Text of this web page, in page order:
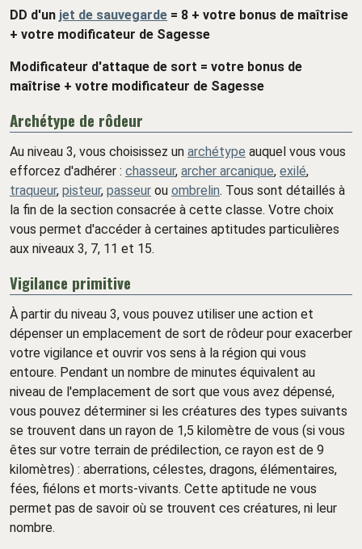
DD d'un jet de sauvegarde = 8 + votre bonus de maîtrise
+ votre modificateur de Sagesse
Modificateur d'attaque de sort = votre bonus de
maîtrise + votre modificateur de Sagesse
Archétype de rôdeur
Au niveau 3, vous choisissez un archétype auquel vous vous
efforcez d'adhérer : chasseur, archer arcanique, exilé,
traqueur, pisteur, passeur ou ombrelin. Tous sont détaillés à
la fin de la section consacrée à cette classe. Votre choix
vous permet d'accéder à certaines aptitudes particulières
aux niveaux 3, 7, 11 et 15.
Vigilance primitive
À partir du niveau 3, vous pouvez utiliser une action et
dépenser un emplacement de sort de rôdeur pour exacerber
votre vigilance et ouvrir vos sens à la région qui vous
entoure. Pendant un nombre de minutes équivalent au
niveau de l'emplacement de sort que vous avez dépensé,
vous pouvez déterminer si les créatures des types suivants
se trouvent dans un rayon de 1,5 kilomètre de vous (si vous
êtes sur votre terrain de prédilection, ce rayon est de 9
kilomètres) : aberrations, célestes, dragons, élémentaires,
fées, fiélons et morts-vivants. Cette aptitude ne vous
permet pas de savoir où se trouvent ces créatures, ni leur
nombre.